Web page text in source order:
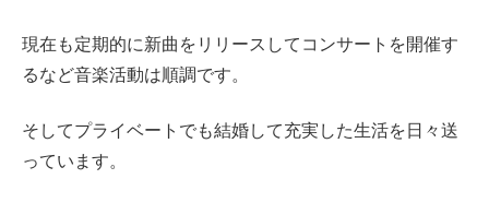
現在も定期的に新曲をリリースしてコンサートを開催す
るなど音楽活動は順調です。
そしてプライベートでも結婚して充実した生活を日々送
っています。